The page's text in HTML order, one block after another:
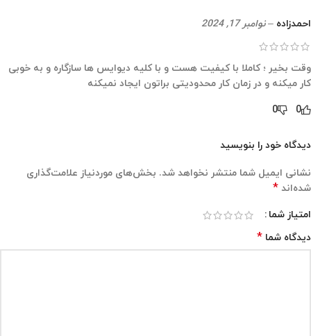
احمدزاده – نوامبر 17, 2024
وقت بخیر ؛ کاملا با کیفیت هست و با کلیه دیوایس ها سازگاره و به خوبی
کار میکنه و در زمان کار محدودیتی براتون ایجاد نمیکنه
0
0
دیدگاه خود را بنویسید
نشانی ایمیل شما منتشر نخواهد شد. بخش‌های موردنیاز علامت‌گذاری
شده‌اند *
امتیاز شما
دیدگاه شما *